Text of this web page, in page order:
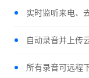
实时监听来电、
自动录音并上传
所有录音可远程